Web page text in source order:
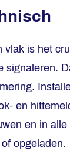
vlak is het
signaleren.
en
en in
opgeladen.